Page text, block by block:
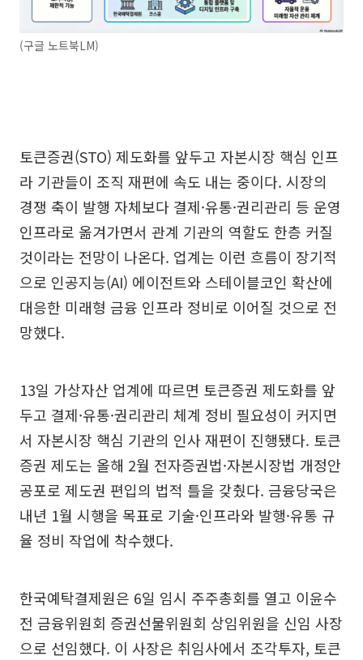
(구글 노트북LM)
토큰증권(STO) 제도화를 앞두고 자본시장 핵심 인프
라 기관들이 조직 재편에 속도 내는 중이다. 시장의
경쟁 축이 발행 자체보다 결제·유통·권리관리 등 운영
인프라로 옮겨가면서 관계 기관의 역할도 한층 커질
것이라는 전망이 나온다. 업계는 이런 흐름이 장기적
으로 인공지능(AI) 에이전트와 스테이블코인 확산에
대응한 미래형 금융 인프라 정비로 이어질 것으로 전
망했다.
13일 가상자산 업계에 따르면 토큰증권 제도화를 앞
두고 결제·유통·권리관리 체계 정비 필요성이 커지면
서 자본시장 핵심 기관의 인사 재편이 진행됐다. 토큰
증권 제도는 올해 2월 전자증권법·자본시장법 개정안
공포로 제도권 편입의 법적 틀을 갖췄다. 금융당국은
내년 1월 시행을 목표로 기술·인프라와 발행·유통 규
율 정비 작업에 착수했다.
한국예탁결제원은 6일 임시 주주총회를 열고 이윤수
전 금융위원회 증권선물위원회 상임위원을 신임 사장
으로 선임했다. 이 사장은 취임사에서 조각투자, 토큰